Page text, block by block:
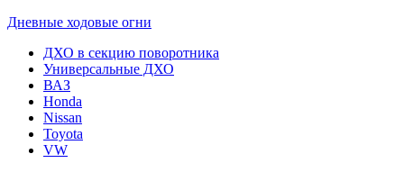
Дневные ходовые огни
ДХО в секцию поворотника
Универсальные ДХО
ВАЗ
Honda
Nissan
Toyota
VW